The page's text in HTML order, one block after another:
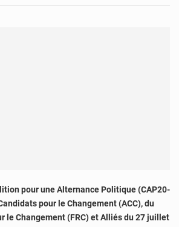
pour une Alternance Politique (CAP20-
pour le Changement (ACC), du
le Changement (FRC) et Alliés du 27 juillet